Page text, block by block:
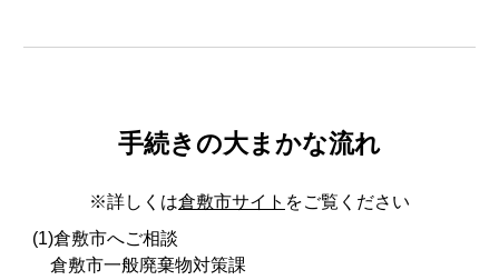
手続きの大まかな流れ
※詳しくは倉敷市サイト をご覧ください
(1)倉敷市へご相談
倉敷市一般廃棄物対策課